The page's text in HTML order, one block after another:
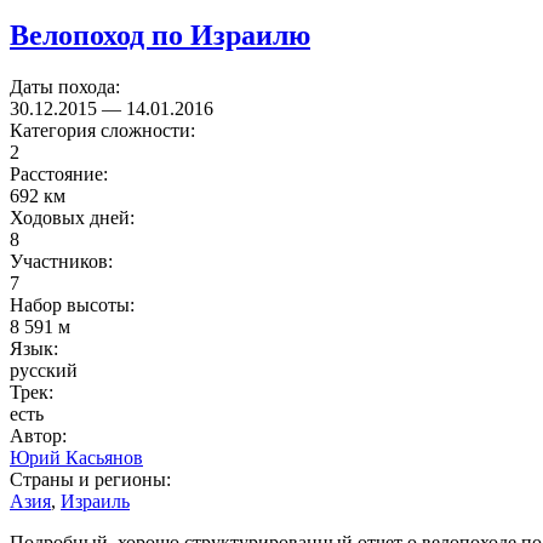
Велопоход по Израилю
Даты похода:
30.12.2015 — 14.01.2016
Категория сложности:
2
Расстояние:
692 км
Ходовых дней:
8
Участников:
7
Набор высоты:
8 591 м
Язык:
русский
Трек:
есть
Автор:
Юрий Касьянов
Страны и регионы:
Азия, Израиль